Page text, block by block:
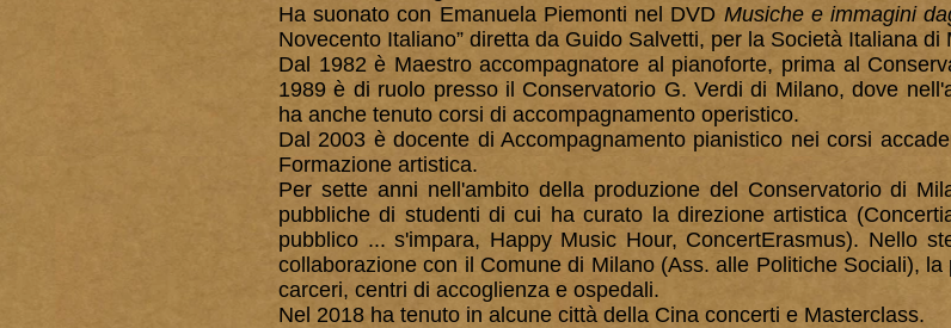
Ha suonato con Emanuela Piemonti nel DVD Musiche e immagini
Novecento Italiano” diretta da Guido Salvetti, per la Società Italiana di
Dal 1982 è Maestro accompagnatore al pianoforte, prima al
1989 è di ruolo presso il Conservatorio G. Verdi di Milano, dove
ha anche tenuto corsi di accompagnamento operistico.
Dal 2003 è docente di Accompagnamento pianistico nei corsi
Formazione artistica.
Per sette anni nell'ambito della produzione del Conservatorio di
pubbliche di studenti di cui ha curato la direzione artistica
pubblico ... s'impara, Happy Music Hour, ConcertErasmus). Nello
collaborazione con il Comune di Milano (Ass. alle Politiche Sociali),
carceri, centri di accoglienza e ospedali.
Nel 2018 ha tenuto in alcune città della Cina concerti e Masterclass.